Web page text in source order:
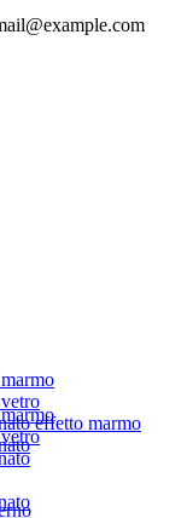
effetto marmo